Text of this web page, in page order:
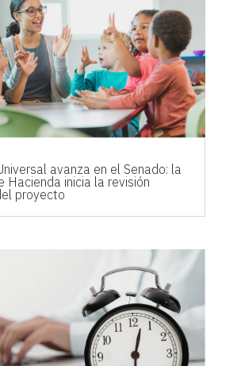
avanza en el Senado: la
Hacienda inicia la revisión
proyecto